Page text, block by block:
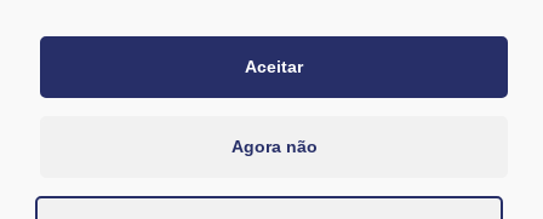
+55 11 95058-7769 (Whatsapp)
Aceitar
Agora não